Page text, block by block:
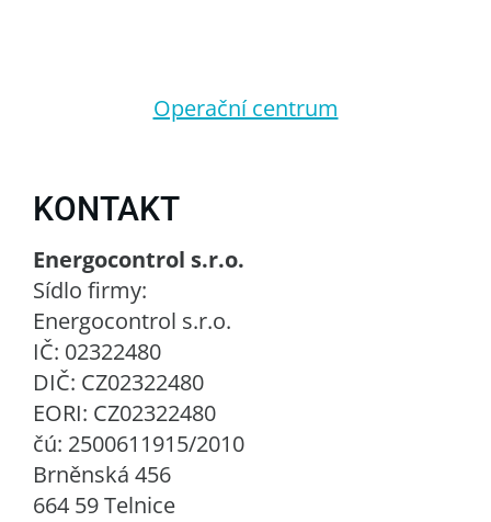
Operační centrum
KONTAKT
Energocontrol s.r.o.
Sídlo firmy:
Energocontrol s.r.o.
IČ: 02322480
DIČ: CZ02322480
EORI: CZ02322480
čú: 2500611915/2010
Brněnská 456
664 59 Telnice